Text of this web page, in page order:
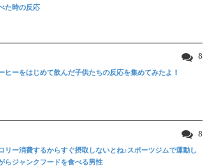
た時の反応
8
ヒーをはじめて飲んだ子供たちの反応を集めてみたよ！
8
リー消費するからすぐ摂取しないとね♪スポーツジムで運動し
らジャンクフードを食べる男性